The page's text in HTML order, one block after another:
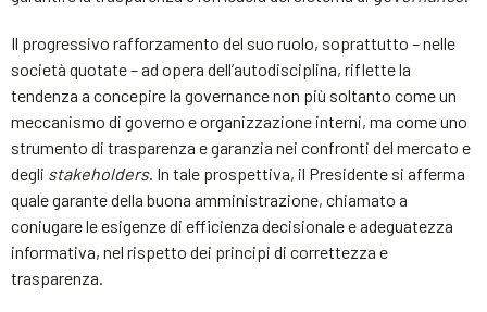
Il progressivo rafforzamento del suo ruolo, soprattutto – nelle
società quotate – ad opera dell’autodisciplina, riflette la
tendenza a concepire la governance non più soltanto come un
meccanismo di governo e organizzazione interni, ma come uno
strumento di trasparenza e garanzia nei confronti del mercato e
degli stakeholders. In tale prospettiva, il Presidente si afferma
quale garante della buona amministrazione, chiamato a
coniugare le esigenze di efficienza decisionale e adeguatezza
informativa, nel rispetto dei principi di correttezza e
trasparenza.